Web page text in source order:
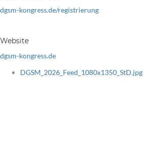
dgsm-kongress.de/registrierung
Website
dgsm-kongress.de
DGSM_2026_Feed_1080x1350_StD.jpg